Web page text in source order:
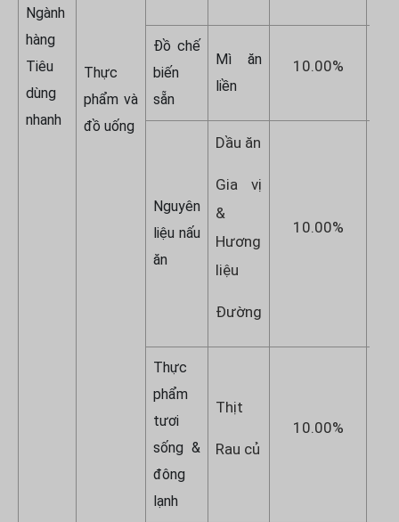
Ngành
hàng
Tiêu
dùng
nhanh
Thực
phẩm và
đồ uống
Đồ chế
biến
sẵn
Mì ăn
liền
10.00%
Nguyên
liệu nấu
ăn
Dầu ăn
Gia vị
&
Hương
liệu
Đường
10.00%
Thực
phẩm
tươi
sống &
đông
lạnh
Thịt
Rau củ
10.00%